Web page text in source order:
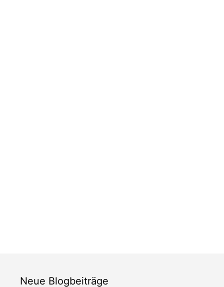
Neue Blogbeiträge